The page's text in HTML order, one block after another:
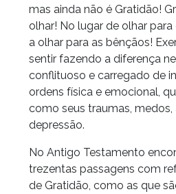
mas ainda não é Gratidão!
olhar! No lugar de olhar
a olhar para as bênçãos!
sentir fazendo a diferença
conflituoso e carregado de
ordens física e emocional,
como seus traumas, medos,
depressão.
No Antigo Testamento
trezentas passagens com
de Gratidão, como as que